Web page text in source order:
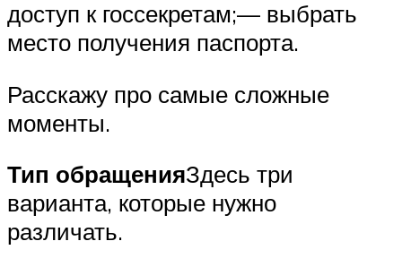
доступ к госсекретам;— выбрать
место получения паспорта.
Расскажу про самые сложные
моменты.
Тип обращенияЗдесь три
варианта, которые нужно
различать.